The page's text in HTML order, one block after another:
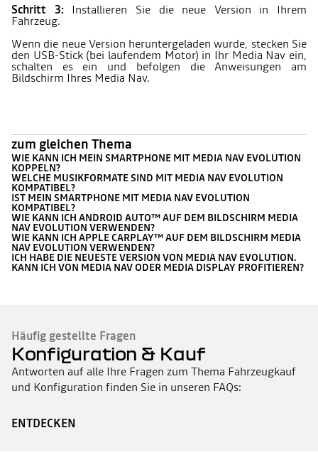
Schritt 3:Installieren Sie die neue Version in Ihrem
Fahrzeug.
Wenn die neue Version heruntergeladen wurde, stecken Sie
den USB-Stick (bei laufendem Motor) in Ihr Media Nav ein,
schalten es ein und befolgen die Anweisungen am
Bildschirm Ihres Media Nav.
zum gleichen Thema
WIE KANN ICH MEIN SMARTPHONE MIT MEDIA NAV EVOLUTION
KOPPELN?
WELCHE MUSIKFORMATE SIND MIT MEDIA NAV EVOLUTION
KOMPATIBEL?
IST MEIN SMARTPHONE MIT MEDIA NAV EVOLUTION
KOMPATIBEL?
WIE KANN ICH ANDROID AUTO™ AUF DEM BILDSCHIRM MEDIA
NAV EVOLUTION VERWENDEN?
WIE KANN ICH APPLE CARPLAY™ AUF DEM BILDSCHIRM MEDIA
NAV EVOLUTION VERWENDEN?
ICH HABE DIE NEUESTE VERSION VON MEDIA NAV EVOLUTION.
KANN ICH VON MEDIA NAV ODER MEDIA DISPLAY PROFITIEREN?
Häufig gestellte Fragen
Konfiguration & Kauf
Antworten auf alle Ihre Fragen zum Thema Fahrzeugkauf
und Konfiguration finden Sie in unseren FAQs:
ENTDECKEN